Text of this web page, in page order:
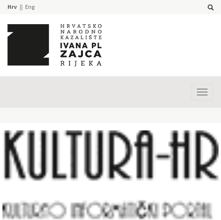
Hrv Eng